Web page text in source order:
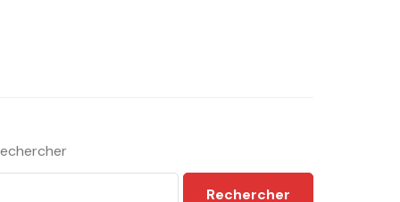
Rechercher